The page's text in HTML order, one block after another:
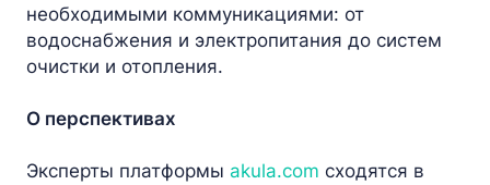
необходимыми коммуникациями: от
водоснабжения и электропитания до систем
очистки и отопления.
О перспективах
Эксперты платформы akula.com сходятся в